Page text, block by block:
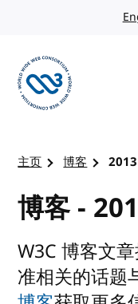
主页 博客 2013
博客 -
W3C 博客文
准相关的话题